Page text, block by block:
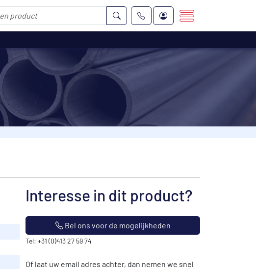
Interesse in dit product?
Bel ons voor de mogelijkheden
Tel: +31 (0)413 27 59 74
Of laat uw email adres achter, dan nemen we snel